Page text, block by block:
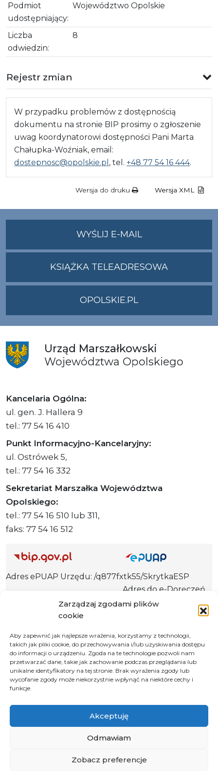
Zarządzaj zgodami plików
cookie
Aby zapewnić jak najlepsze wrażenia, korzystamy z technologii,
takich jak pliki cookie, do przechowywania i/lub uzyskiwania dostępu
do informacji o urządzeniu. Zgoda na te technologie pozwoli nam
przetwarzać dane, takie jak zachowanie podczas przeglądania lub
unikalne identyfikatory na tej stronie. Brak wyrażenia zgody lub
wycofanie zgody może niekorzystnie wpłynąć na niektóre cechy i
funkcje.
Akceptuję
Odmawiam
Zobacz preferencje
Podmiot
udostępniający:
Województwo Opolskie
Liczba
odwiedzin:
8
Rejestr zmian
W przypadku problemów z dostępnością
dokumentu na stronie BIP prosimy o zgłoszenie
uwag koordynatorowi dostępności Pani Marta
Chałupka-Woźniak, email:
dostepnosc@opolskie.pl , tel. +48 77 54 16 444.
Wersja do druku Wersja XML
WYŚLIJ E-MAILNA
ADRES
KSIĄŻKA TELEADRESOWA
OPOLSKIE.PL
Urząd Marszałkowski
Województwa Opolskiego
Kancelaria Ogólna:
ul. gen. J. Hallera 9
tel.: 77 54 16 410
Punkt Informacyjno-Kancelaryjny:
ul. Ostrówek 5,
tel.: 77 54 16 332
Sekretariat Marszałka Województwa
Opolskiego:
tel.: 77 54 16 510 lub 311,
faks: 77 54 16 512
Adres ePUAP Urzędu: /q877fxtk55/SkrytkaESP
Adres do e-Doręczeń
Urzędu: AE:PL-66703-73759-IGTUV-14
Polityka prywatności
Klauzula informacyjna RODO
Deklaracja dostępności
Instrukcja obsługi BIP